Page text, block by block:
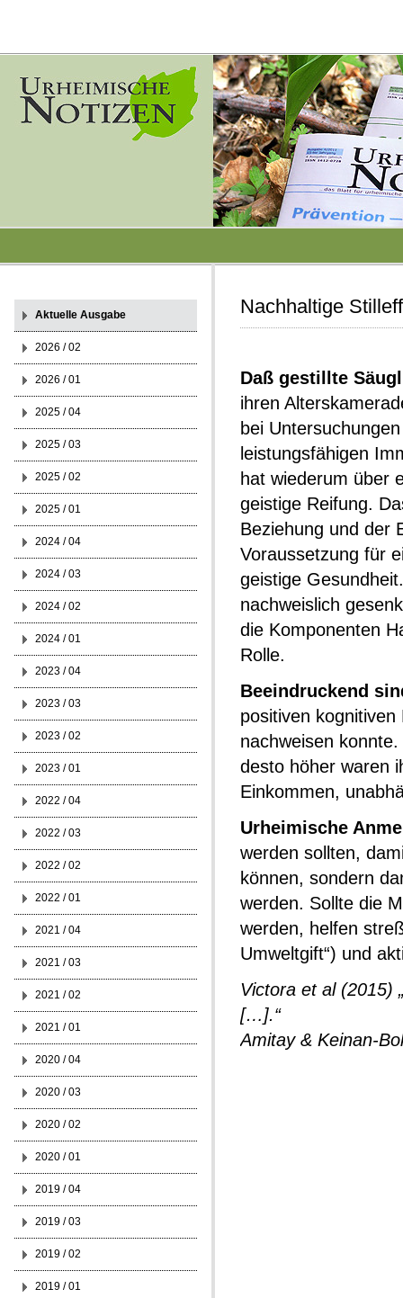
Nachhaltige
Daß gestillte
ihren
bei
leistungsfähigen
hat wiederum über
geistige Reifung.
Beziehung und der
Voraussetzung für
geistige
nachweislich
die Komponenten
Rolle.
Beeindruckend
positiven
nachweisen
desto höher waren
Einkommen,
Urheimische
werden sollten,
können, sondern
werden. Sollte die
werden, helfen
Umweltgift“) und
Victora et al (2015)
[…].“
Amitay & Keinan-
Aktuelle Ausgabe
2026 / 02
2026 / 01
2025 / 04
2025 / 03
2025 / 02
2025 / 01
2024 / 04
2024 / 03
2024 / 02
2024 / 01
2023 / 04
2023 / 03
2023 / 02
2023 / 01
2022 / 04
2022 / 03
2022 / 02
2022 / 01
2021 / 04
2021 / 03
2021 / 02
2021 / 01
2020 / 04
2020 / 03
2020 / 02
2020 / 01
2019 / 04
2019 / 03
2019 / 02
2019 / 01